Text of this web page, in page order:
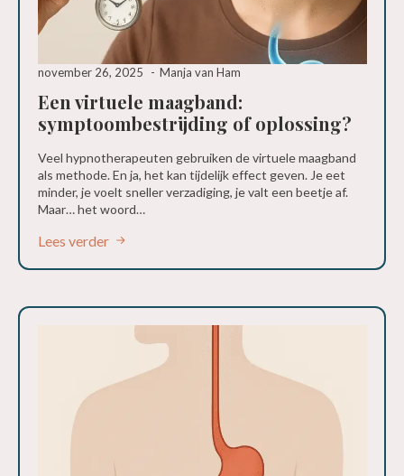
Een virtuele maagband:
symptoombestrijding of oplossing?
november 26, 2025 Manja van Ham
Veel hypnotherapeuten gebruiken de virtuele maagband
als methode. En ja, het kan tijdelijk effect geven. Je eet
minder, je voelt sneller verzadiging, je valt een beetje af.
Maar… het woord…
Lees verder